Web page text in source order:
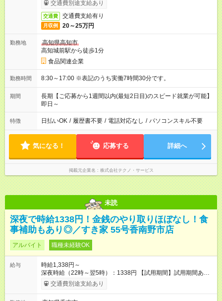
交通費別途支給あり
交通費 交通費支給有り
月収例 20～25万円
勤務地
高知県高知市
高知城前駅から徒歩1分
食品関連企業
勤務時間 8:30～17:00 ※表記のうち実働7時間30分です。
期間
長期【ご応募から1週間以内(最短2日目)のスピード就業が可能】
即日～
特徴 日払いOK / 履歴書不要 / 電話対応なし / パソコンスキル不要
気になる！ 応募する 詳細へ
掲載元企業名 株式会社テクノ・サービス
未読
深夜で時給1338円！金銭のやり取りほぼなし！食
事補助もあり◎／すき家 55号香南野市店
アルバイト 職種未経験OK
給与
時給1,338円～
深夜時給（22時～翌5時）：1338円 【試用期間】試用期間あり
試用期間の長さ：1ヶ月 雇用形態、給与は本採用時と同じです。
試用期間の実態は30日（※条件変更なし）ですが、切り上げで
交通費別途支給あり